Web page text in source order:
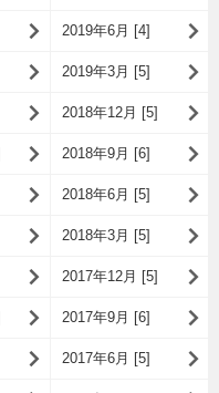
2019年6月 [4]
2019年3月 [5]
2018年12月 [5]
2018年9月 [6]
2018年6月 [5]
2018年3月 [5]
2017年12月 [5]
2017年9月 [6]
2017年6月 [5]